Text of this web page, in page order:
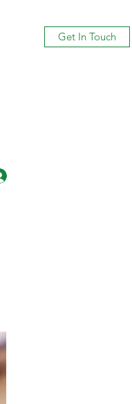
Get In Touch